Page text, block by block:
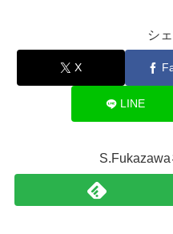
シ
X
LINE